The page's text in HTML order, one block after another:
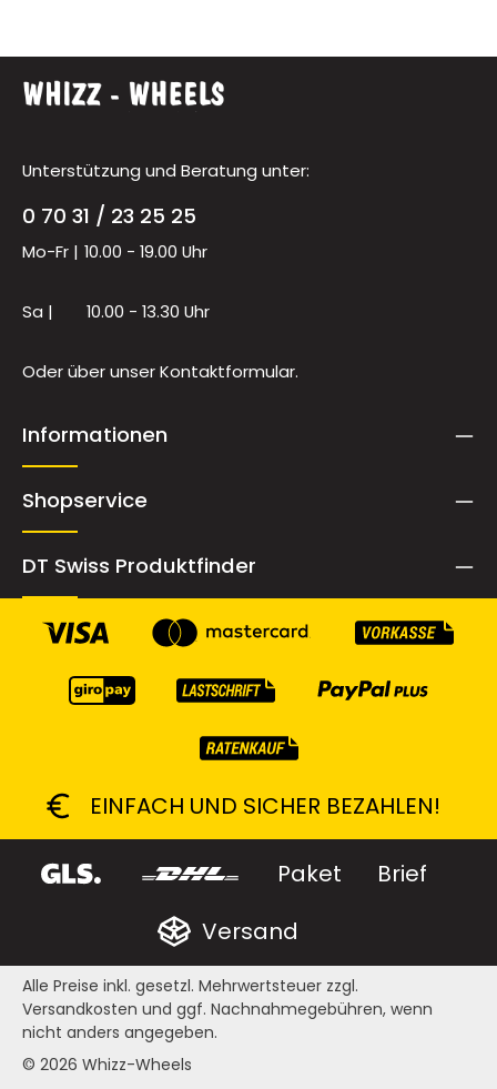
Unterstützung und Beratung unter:
0 70 31 / 23 25 25
Mo-Fr | 10.00 - 19.00 Uhr
Sa | 10.00 - 13.30 Uhr
Oder über unserKontaktformular.
Informationen
Shopservice
DT Swiss Produktfinder
EINFACH UND SICHER BEZAHLEN!
Paket
Brief
Versand
© 2026 Whizz-Wheels
Alle Preise inkl. gesetzl. Mehrwertsteuer zzgl.
Versandkosten und ggf. Nachnahmegebühren, wenn
nicht anders angegeben.